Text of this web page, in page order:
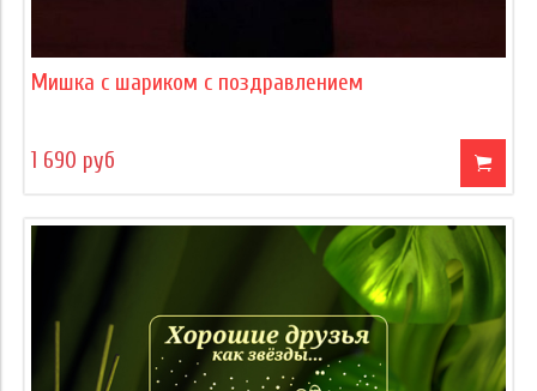
Мишка с шариком с поздравлением
1 690 руб